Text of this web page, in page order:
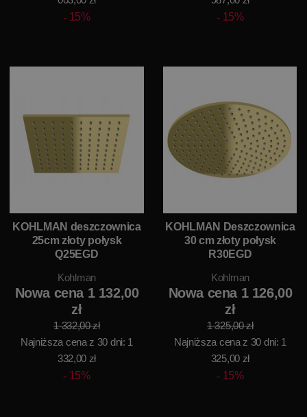
15%
15%
KOHLMAN deszczownica
25cm złoty połysk
Q25EGD
Kohlman
Nowa cena 1 132,00
zł
1 332,00 zł
Najniższa cena z 30 dni: 1
332,00 zł
15%
KOHLMAN Deszczownica
30 cm złoty połysk
R30EGD
Kohlman
Nowa cena 1 126,00
zł
1 325,00 zł
Najniższa cena z 30 dni: 1
325,00 zł
15%